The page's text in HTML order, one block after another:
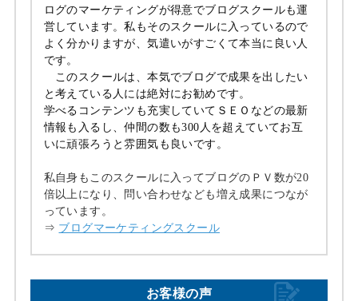
ログのマーケティングが得意でブログスクールも運
営しています。私もそのスクールに入っているので
よく分かりますが、気遣いがすごくて本当に良い人
です。
このスクールは、本気でブログで成果を出したい
と考えている人には絶対にお勧めです。
学べるコンテンツも充実していてＳＥＯなどの最新
情報も入るし、仲間の数も300人を超えていてお互
いに頑張ろうと雰囲気も良いです。
私自身もこのスクールに入ってブログのＰＶ数が20
倍以上になり、問い合わせなども増え成果につなが
っています。
⇒ ブログマーケティングスクール
お客様の声